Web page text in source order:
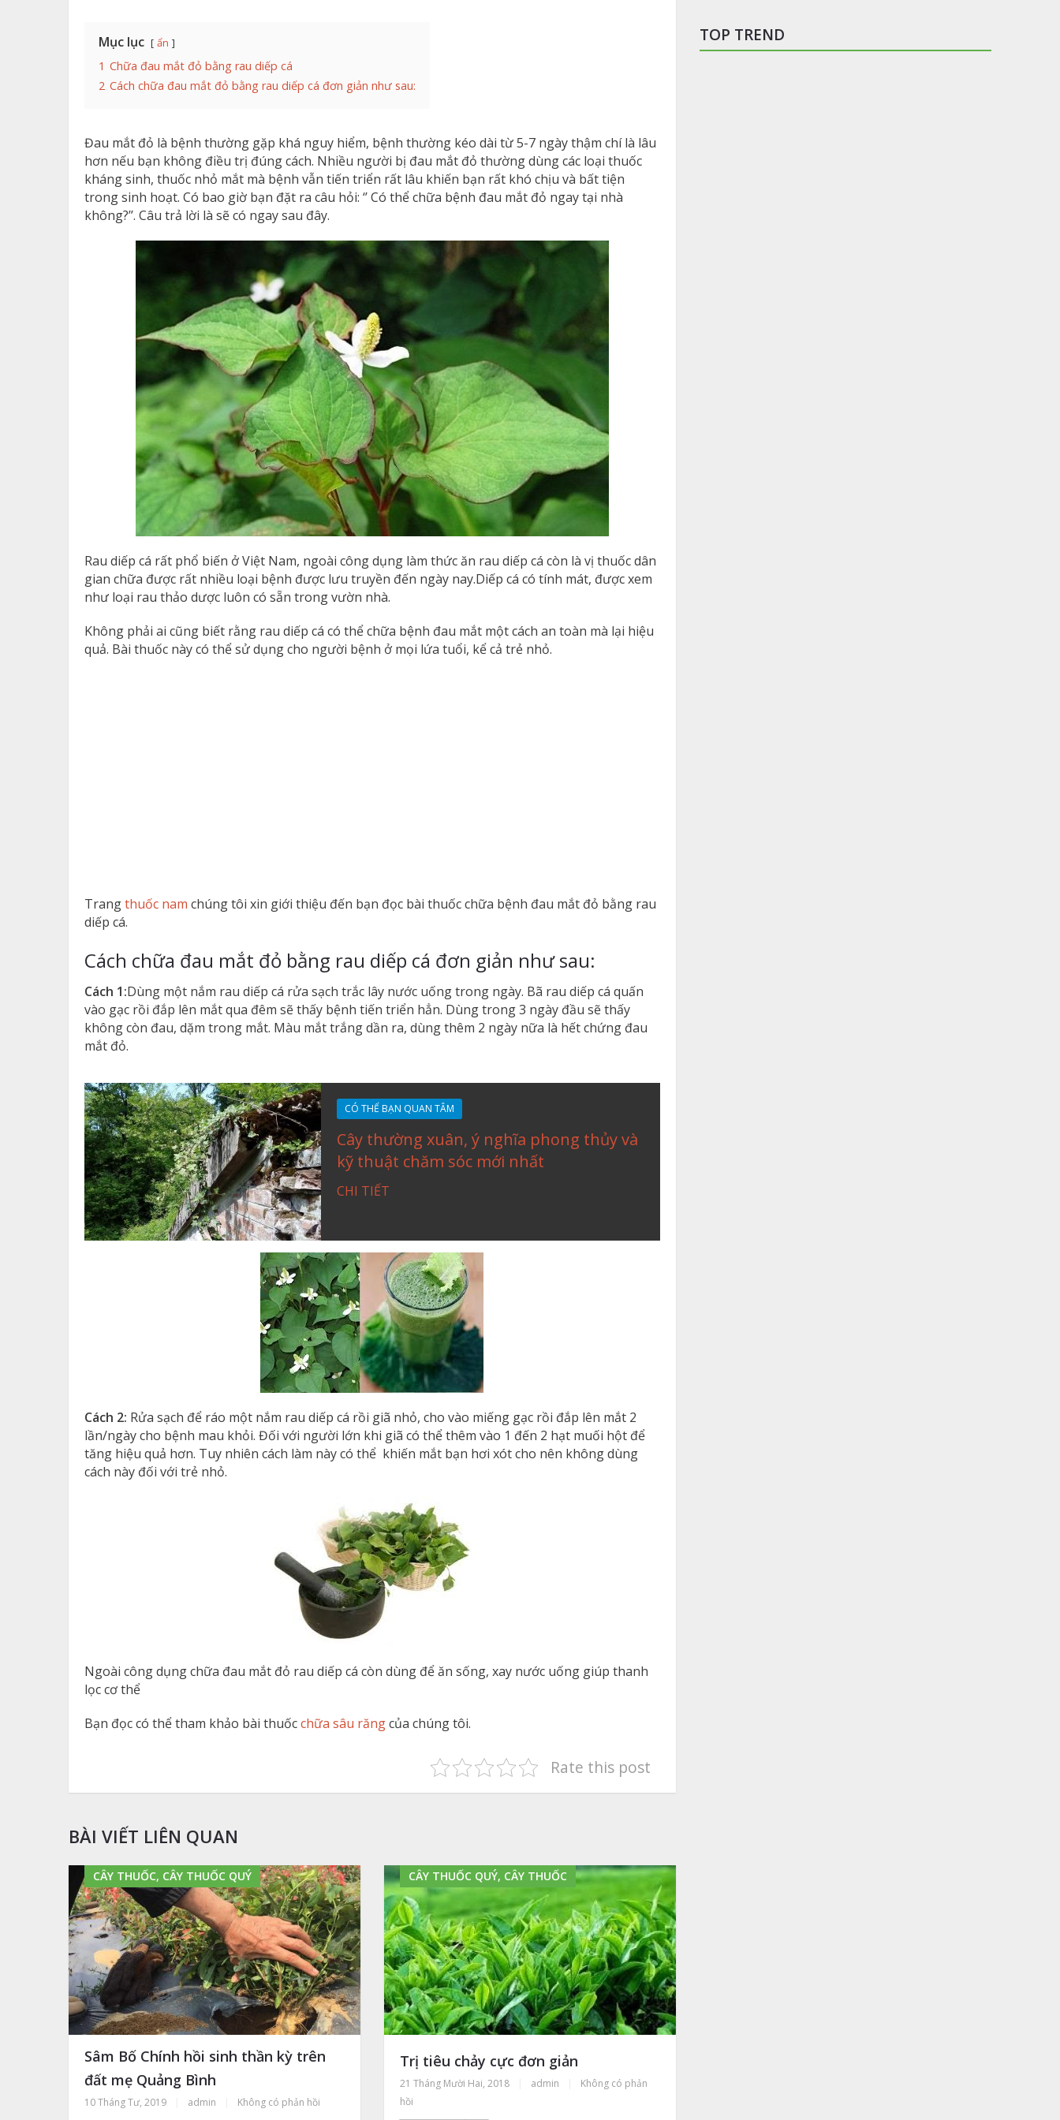
Mục lục ẩn
1 Chữa đau mắt đỏ bằng rau diếp cá
2 Cách chữa đau mắt đỏ bằng rau diếp cá đơn giản như sau:
Đau mắt đỏ là bệnh thường gặp khá nguy hiểm, bệnh thường kéo dài từ 5-7 ngày thậm chí là lâu
hơn nếu bạn không điều trị đúng cách. Nhiều người bị đau mắt đỏ thường dùng các loại thuốc
kháng sinh, thuốc nhỏ mắt mà bệnh vẫn tiến triển rất lâu khiến bạn rất khó chịu và bất tiện
trong sinh hoạt. Có bao giờ bạn đặt ra câu hỏi: ‘’ Có thể chữa bệnh đau mắt đỏ ngay tại nhà
không?’’. Câu trả lời là sẽ có ngay sau đây.
Rau diếp cá rất phổ biến ở Việt Nam, ngoài công dụng làm thức ăn rau diếp cá còn là vị thuốc dân
gian chữa được rất nhiều loại bệnh được lưu truyền đến ngày nay.Diếp cá có tính mát, được xem
như loại rau thảo dược luôn có sẵn trong vườn nhà.
Không phải ai cũng biết rằng rau diếp cá có thể chữa bệnh đau mắt một cách an toàn mà lại hiệu
quả. Bài thuốc này có thể sử dụng cho người bệnh ở mọi lứa tuổi, kể cả trẻ nhỏ.
Trangthuốc nam chúng tôi xin giới thiệu đến bạn đọc bài thuốc chữa bệnh đau mắt đỏ bằng rau
diếp cá.
Cách chữa đau mắt đỏ bằng rau diếp cá đơn giản như sau:
Cách 1:Dùng một nắm rau diếp cá rửa sạch trắc lây nước uống trong ngày. Bã rau diếp cá quấn
vào gạc rồi đắp lên mắt qua đêm sẽ thấy bệnh tiến triển hẳn. Dùng trong 3 ngày đầu sẽ thấy
không còn đau, dặm trong mắt. Màu mắt trắng dần ra, dùng thêm 2 ngày nữa là hết chứng đau
mắt đỏ.
CÓ THỂ BẠN QUAN TÂM
Cây thường xuân, ý nghĩa phong thủy và
kỹ thuật chăm sóc mới nhất
CHI TIẾT
Cách 2: Rửa sạch để ráo một nắm rau diếp cá rồi giã nhỏ, cho vào miếng gạc rồi đắp lên mắt 2
lần/ngày cho bệnh mau khỏi. Đối với người lớn khi giã có thể thêm vào 1 đến 2 hạt muối hột để
tăng hiệu quả hơn. Tuy nhiên cách làm này có thể khiến mắt bạn hơi xót cho nên không dùng
cách này đối với trẻ nhỏ.
Ngoài công dụng chữa đau mắt đỏ rau diếp cá còn dùng để ăn sống, xay nước uống giúp thanh
lọc cơ thể
Bạn đọc có thể tham khảo bài thuốcchữa sâu răngcủa chúng tôi.
Rate this post
BÀI VIẾT LIÊN QUAN
CÂY THUỐC, CÂY THUỐC QUÝ
Sâm Bố Chính hồi sinh thần kỳ trên
đất mẹ Quảng Bình
10 Tháng Tư, 2019 admin Không có phản hồi
CÂY THUỐC QUÝ, CÂY THUỐC
Trị tiêu chảy cực đơn giản
21 Tháng Mười Hai, 2018 admin
Không có phản
hồi
TOP TREND